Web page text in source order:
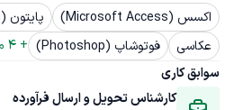
اکسس (Microsoft Access)
پایتون (Python)
عکاسی
فوتوشاپ (Photoshop) +
4
سوابق کاری
کارشناس تحویل و ارسال فرآورده